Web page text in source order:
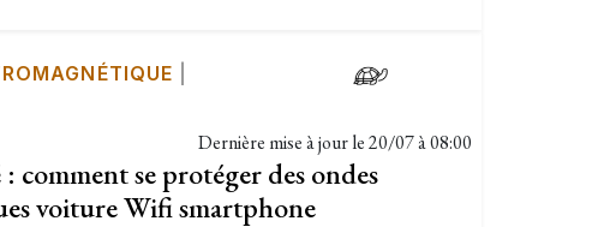
Dernière mise à jour le20/07 à 08:00
comment se protéger des ondes
voiture Wifi smartphone